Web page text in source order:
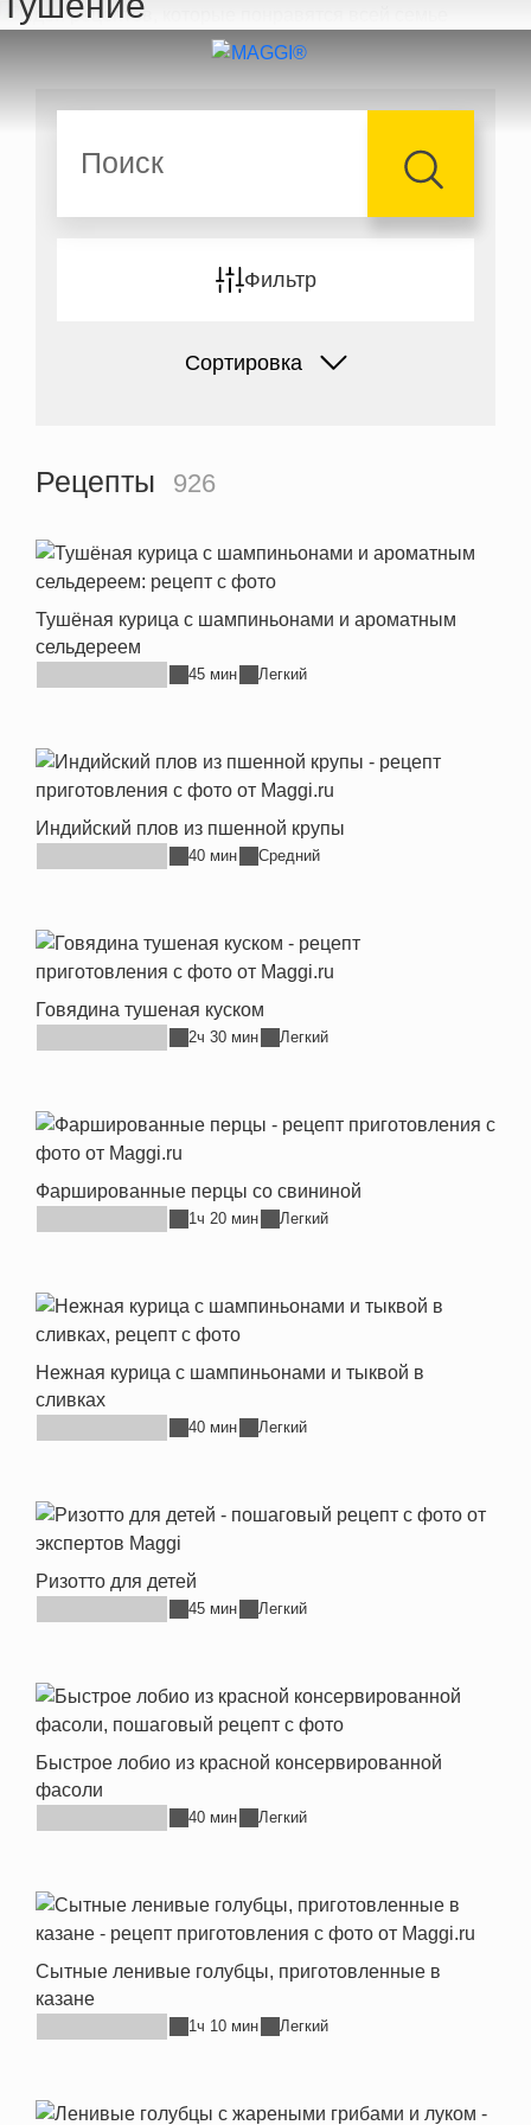
Перейти к основному содержанию
Фильтр
Сортировка
Рецепты 926
Тушёная курица с шампиньонами и ароматным
сельдереем
45 мин Легкий
Индийский плов из пшенной крупы
40 мин Средний
Говядина тушеная куском
2ч 30 мин Легкий
Фаршированные перцы со свининой
1ч 20 мин Легкий
Нежная курица с шампиньонами и тыквой в
сливках
40 мин Легкий
Ризотто для детей
45 мин Легкий
Быстрое лобио из красной консервированной
фасоли
40 мин Легкий
Сытные ленивые голубцы, приготовленные в
казане
1ч 10 мин Легкий